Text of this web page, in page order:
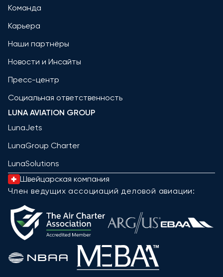
Команда
Карьера
Наши партнёры
Новости и Инсайты
Пресс-центр
Социальная ответственность
LUNA AVIATION GROUP
LunaJets
LunaGroup Charter
LunaSolutions
Швейцарская компания
Член ведущих ассоциаций деловой авиации: